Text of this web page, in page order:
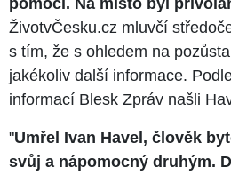
ŽivotvČesku.cz mluvčí
s tím, že s ohledem na
jakékoliv další informace.
informací Blesk Zpráv našli
"Umřel Ivan Havel, člověk
svůj a nápomocný druhým.